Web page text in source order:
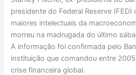
presidente do Federal Reserve (FED)
maiores intelectuais da
morreu na madrugada do último
A informação foi confirmada pelo
instituição que comandou entre
crise financeira global.